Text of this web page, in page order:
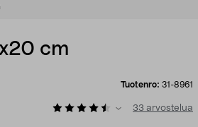
cm
Tuotenro: 31-8961
33 arvostelua